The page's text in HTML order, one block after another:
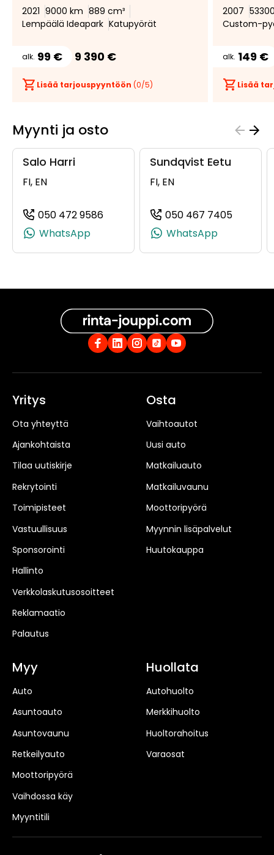
2021 9000 km 889 cm³
Lempäälä Ideapark Katupyörät
alk. 99 € 9 390 €
Lisää tarjouspyyntöön (0/5)
2007
Custom-
alk. 149 €
Lisää
Myynti ja osto
Salo Harri
FI, EN
050 472 9586
(+358504729586, 0504729586,
WhatsApp
Sundqvist Eetu
FI, EN
050 467 7405
WhatsApp
Yritys
Ota yhteyttä
Ajankohtaista
Tilaa uutiskirje
Rekrytointi
Toimipisteet
Vastuullisuus
Sponsorointi
Hallinto
Verkkolaskutusosoitteet
Reklamaatio
Palautus
Osta
Vaihtoautot
Uusi auto
Matkailuauto
Matkailuvaunu
Moottoripyörä
Myynnin lisäpalvelut
Huutokauppa
Myy
Auto
Asuntoauto
Asuntovaunu
Retkeilyauto
Moottoripyörä
Vaihdossa käy
Myyntitili
Huollata
Autohuolto
Merkkihuolto
Huoltorahoitus
Varaosat